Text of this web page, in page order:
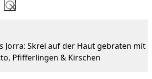
✕
Jorra: Skrei auf der Haut gebraten mit
Pfifferlingen & Kirschen